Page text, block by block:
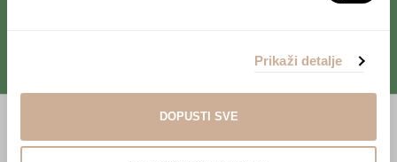
Prikaži detalje
DOPUSTI SVE
Početna